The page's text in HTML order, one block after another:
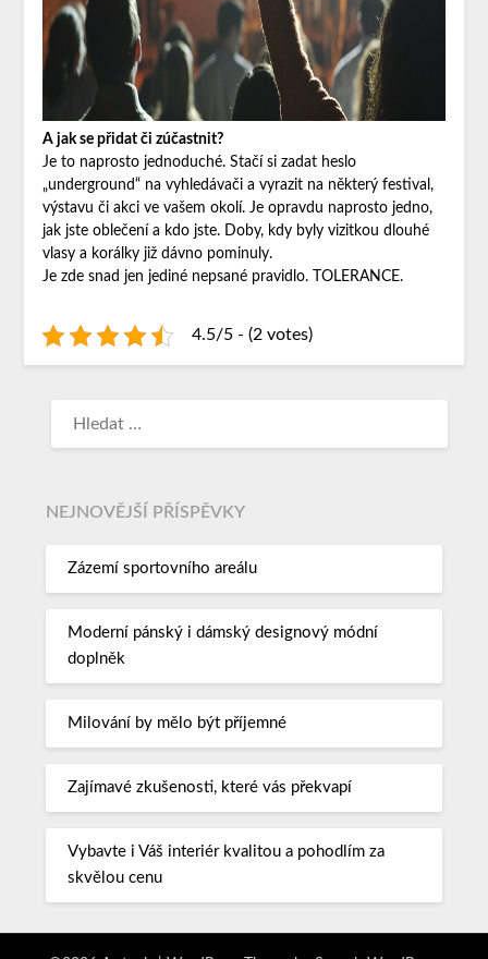
A jak se přidat či zúčastnit?
Je to naprosto jednoduché. Stačí si zadat heslo
„underground“ na vyhledávači a vyrazit na některý festival,
výstavu či akci ve vašem okolí. Je opravdu naprosto jedno,
jak jste oblečení a kdo jste. Doby, kdy byly vizitkou dlouhé
vlasy a korálky již dávno pominuly.
Je zde snad jen jediné nepsané pravidlo. TOLERANCE.
4.5/5 - (2 votes)
NEJNOVĚJŠÍ PŘÍSPĚVKY
Zázemí sportovního areálu
Moderní pánský i dámský designový módní
doplněk
Milování by mělo být příjemné
Zajímavé zkušenosti, které vás překvapí
Vybavte i Váš interiér kvalitou a pohodlím za
skvělou cenu